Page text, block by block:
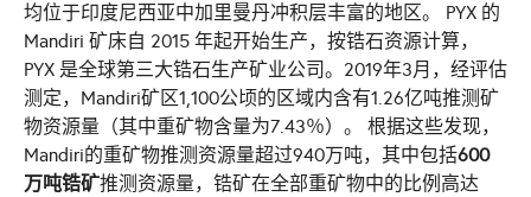
均位于印度尼西亚中加里曼丹冲积层丰富的地区。 PYX 的
Mandiri 矿床自 2015 年起开始生产，按锆石资源计算，
PYX 是全球第三大锆石生产矿业公司。2019年3月，经评估
测定，Mandiri矿区1,100公顷的区域内含有1.26亿吨推测矿
物资源量（其中重矿物含量为7.43％）。 根据这些发现，
Mandiri的重矿物推测资源量超过940万吨，其中包括600
万吨锆矿推测资源量，锆矿在全部重矿物中的比例高达